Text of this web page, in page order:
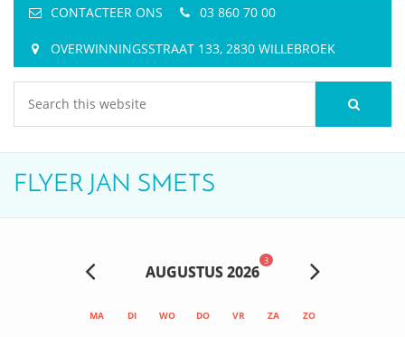
CONTACTEER ONS 03 860 70 00
OVERWINNINGSSTRAAT 133, 2830 WILLEBROEK
FLYER JAN SMETS
AUGUSTUS 2026
3
MA DI WO DO VR ZA ZO